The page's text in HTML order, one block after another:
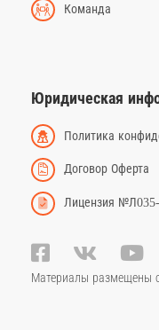
Команда
Юридическая
Политика
Договор Оферта
Лицензия
Материалы размещены